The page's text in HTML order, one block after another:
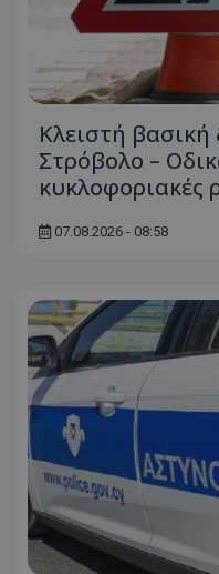
Κλειστή
Στρόβολο –
κυκλοφοριακές
07.08.2026 - 08:58